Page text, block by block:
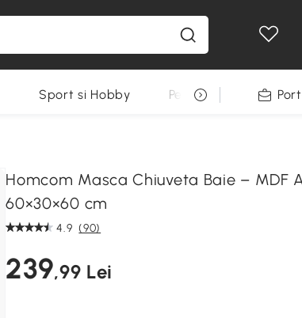
Sport si Hobby Pentru animale
Homcom Masca Chiuveta Baie – MDF
60×30×60 cm
4.9 (90)
239,99 Lei